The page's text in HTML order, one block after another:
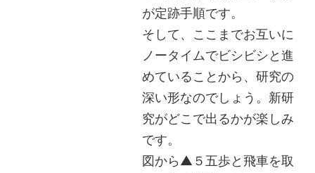
が定跡手順です。
そして、ここまでお互いに
ノータイムでビシビシと進
めていることから、研究の
深い形なのでしょう。新研
究がどこで出るかが楽しみ
です。
図から▲５五歩と飛車を取